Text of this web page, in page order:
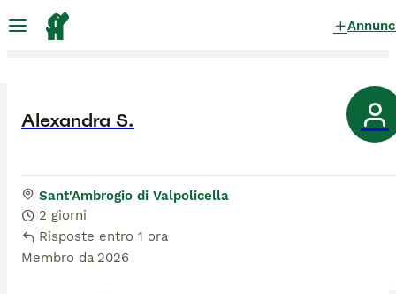
Alexandra S.
Sant'Ambrogio di Valpolicella
2 giorni
Risposte entro 1 ora
Membro da 2026